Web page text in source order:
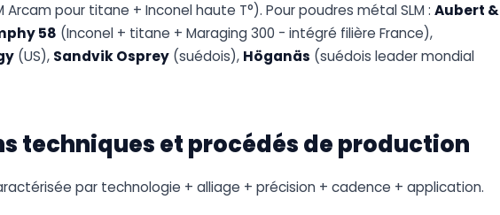
Arcam pour titane + Inconel haute T°). Pour poudres métal SLM : Aubert &
58 (Inconel + titane + Maraging 300 - intégré filière France),
(US), Sandvik Osprey (suédois), Höganäs (suédois leader mondial
techniques et procédés de production
par technologie + alliage + précision + cadence + application.